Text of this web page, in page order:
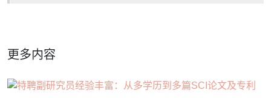
更多内容